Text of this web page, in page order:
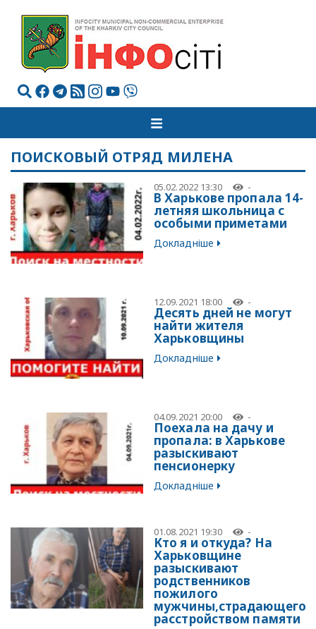
ПОИСКОВЫЙ ОТРЯД МИЛЕНА
05.02.2022 13:30 -
В Харькове пропала 14-
летняя школьница с
особыми приметами
Докладніше
12.09.2021 18:00 -
Десять дней не могут
найти жителя
Харьковщины
Докладніше
04.09.2021 20:00 -
Поехала на дачу и
пропала: в Харькове
разыскивают
пенсионерку
Докладніше
01.08.2021 19:30 -
Кто я и откуда? На
Харьковщине
разыскивают
родственников
пожилого
мужчины,страдающего
расстройством памяти